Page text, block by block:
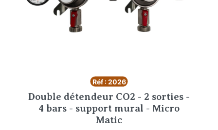
Réf : 2026
Double détendeur CO2 - 2 sorties -
4 bars - support mural - Micro
Matic